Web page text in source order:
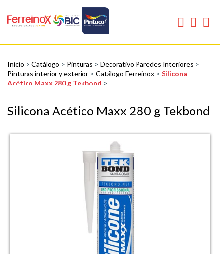
Inicio > Catálogo > Pinturas > Decorativo Paredes Interiores >
Pinturas interior y exterior > Catálogo Ferreinox > Silicona
Acético Maxx 280 g Tekbond >
Silicona Acético Maxx 280 g Tekbond